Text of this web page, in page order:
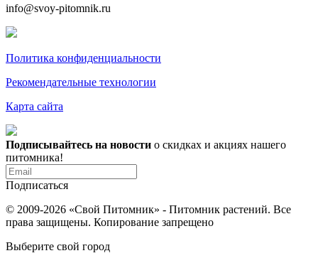
info@svoy-pitomnik.ru
Политика конфиденциальности
Рекомендательные технологии
Карта сайта
Подписывайтесь на новости о скидках и акциях нашего
питомника!
Подписаться
© 2009-2026 «Свой Питомник» - Питомник растений. Все
права защищены. Копирование запрещено
Выберите свой город